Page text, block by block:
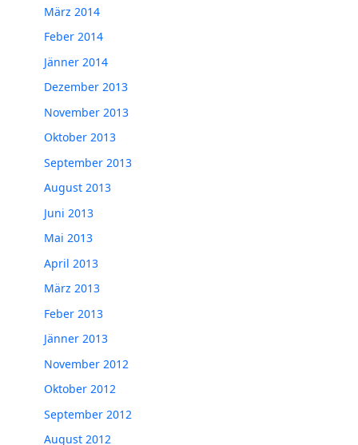
März 2014
Feber 2014
Jänner 2014
Dezember 2013
November 2013
Oktober 2013
September 2013
August 2013
Juni 2013
Mai 2013
April 2013
März 2013
Feber 2013
Jänner 2013
November 2012
Oktober 2012
September 2012
August 2012